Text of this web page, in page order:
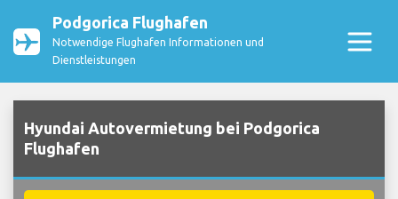
Podgorica Flughafen
Notwendige Flughafen Informationen und
Dienstleistungen
Hyundai Autovermietung bei Podgorica
Flughafen